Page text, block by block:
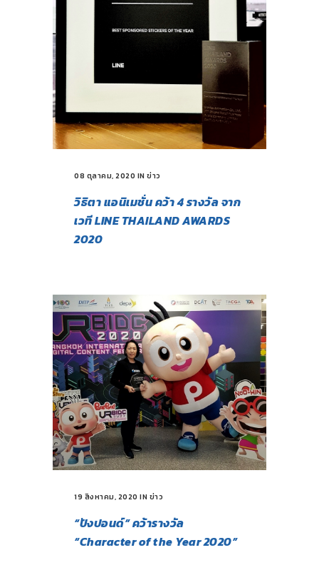
08 ตุลาคม, 2020 IN ข่าว
วิธิตา แอนิเมชั่น คว้า 4 รางวัล จาก
เวที LINE THAILAND AWARDS
2020
19 สิงหาคม, 2020 IN ข่าว
“ปังปอนด์” คว้ารางวัล
“Character of the Year 2020”